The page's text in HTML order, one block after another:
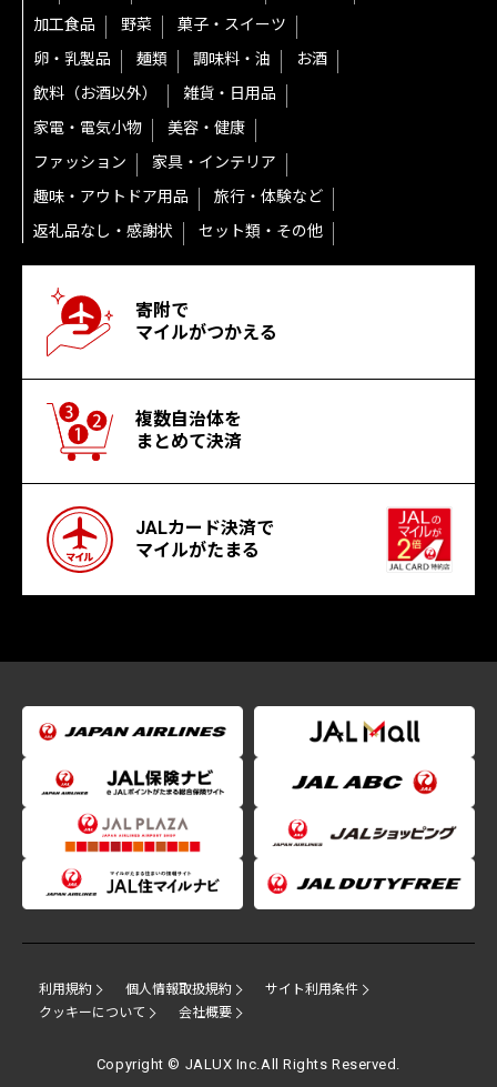
加工食品
野菜
菓子・スイーツ
卵・乳製品
麺類 調味料・油
お酒
飲料（お酒以外）
雑貨・日用品
家電・電気小物
美容・健康
ファッション
家具・インテリア
趣味・アウトドア用品
旅行・体験など
返礼品なし・感謝状
セット類・その他
寄附で
マイルがつかえる
複数自治体を
まとめて決済
JALカード決済で
マイルがたまる
利用規約 個人情報取扱規約
サイト利用条件
クッキーについて
会社概要
Copyright © JALUX Inc.All Rights Reserved.